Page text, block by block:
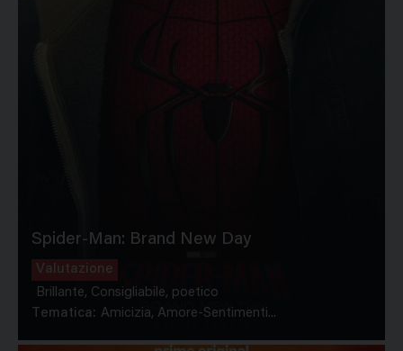
Spider-Man: Brand New Day
Valutazione
Brillante, Consigliabile, poetico
Tematica: Amicizia, Amore-Sentimenti...